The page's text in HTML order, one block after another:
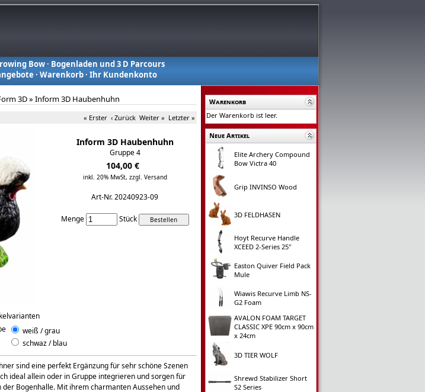
Bow· Bogenladen und 3 D Parcours
· Warenkorb· Ihr Kundenkonto
3D» Inform 3D Haubenhuhn
« Erster ‹ Zurück Weiter » Letzter »
Inform 3D Haubenhuhn
Gruppe 4
104,00 €
inkl. 20% MwSt, zzgl. Versand
Art-Nr. 20240923-09
Menge Stück
weiß / grau
schwaz / blau
sind eine perfekt Ergänzung für sehr schöne Szenen
ideal allein oder in Gruppe integrieren und sorgen für
Bogenhalle. Mit ihrem charmanten Aussehen und
Warenkorb
Der Warenkorb ist leer.
Neue Artikel
Elite Archery Compound
Bow Victra 40
Grip INVINSO Wood
3D FELDHASEN
Hoyt Recurve Handle
XCEED 2-Series 25"
Easton Quiver Field Pack
Mule
Wiawis Recurve Limb NS-
G2 Foam
AVALON FOAM TARGET
CLASSIC XPE 90cm x 90cm
x 24cm
3D TIER WOLF
Shrewd Stabilizer Short
S2 Series